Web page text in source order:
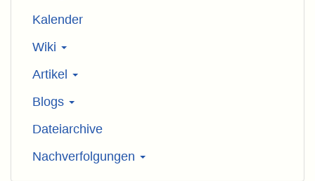
Kalender
Wiki
Artikel
Blogs
Dateiarchive
Nachverfolgungen